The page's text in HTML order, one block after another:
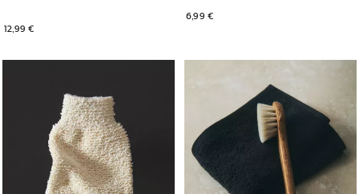
12,99 €
6,99 €
Immagine cambiata in 1 di 5 Immagine cambiata in 1 di 6